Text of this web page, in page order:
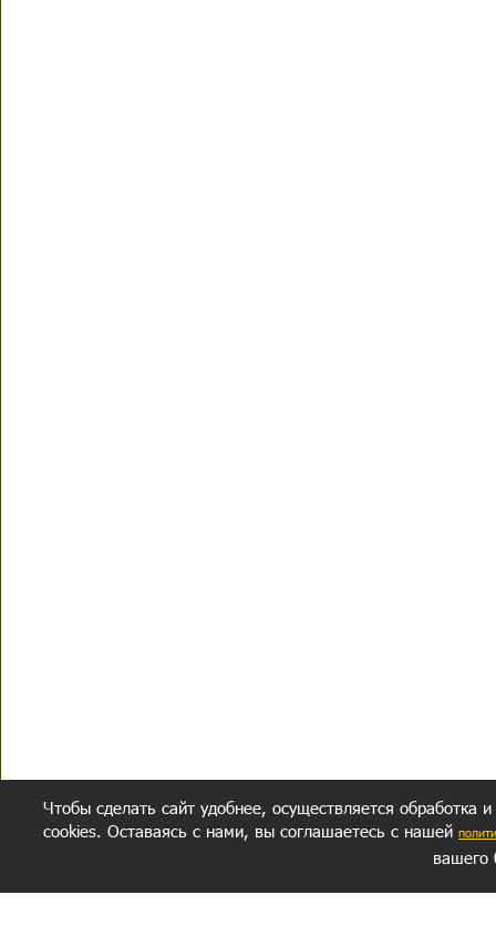
Чтобы сделать сайт удобнее, осуществляется обработка
cookies. Оставаясь с нами, вы соглашаетесь с нашей
вашего